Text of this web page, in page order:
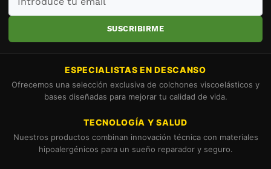
email
SUSCRIBIRME
ESPECIALISTAS EN DESCANSO
Ofrecemos una selección exclusiva de colchones viscoelásticos y
bases diseñadas para mejorar tu calidad de vida.
TECNOLOGÍA Y SALUD
Nuestros productos combinan innovación técnica con materiales
hipoalergénicos para un sueño reparador y seguro.